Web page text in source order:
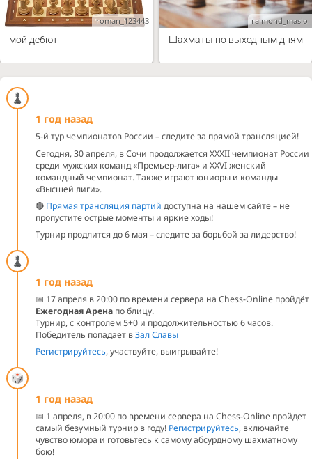
roman_123443
мой дебют
raimond_maslo
Шахматы по выходным дням
1 год назад
5-й тур чемпионатов России – следите за прямой трансляцией!
Сегодня, 30 апреля, в Сочи продолжается XXXII чемпионат России
среди мужских команд «Премьер-лига» и XXVI женский
командный чемпионат. Также играют юниоры и команды
«Высшей лиги».
🔴 Прямая трансляция партий доступна на нашем сайте – не
пропустите острые моменты и яркие ходы!
Турнир продлится до 6 мая – следите за борьбой за лидерство!
1 год назад
📅 17 апреля в 20:00 по времени сервера на Chess-Online пройдёт
Ежегодная Арена по блицу.
Турнир, с контролем 5+0 и продолжительностью 6 часов.
Победитель попадает вЗал Славы
Регистрируйтесь, участвуйте, выигрывайте!
1 год назад
📅 1 апреля, в 20:00 по времени сервера на Chess-Online пройдет
самый безумный турнир в году! Регистрируйтесь, включайте
чувство юмора и готовьтесь к самому абсурдному шахматному
бою!